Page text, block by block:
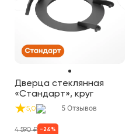
Дверца стеклянная
«Стандарт», круг
5,0 5 Отзывов
4 590₽ - 24 %